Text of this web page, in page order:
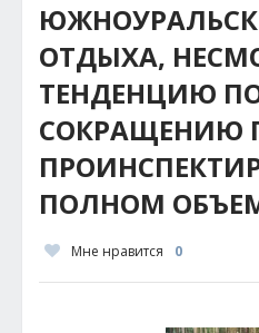
ОТДЫХА,
ТЕНДЕНЦИЮ
СОКРАЩЕНИЮ
ПОЛНОМ
Мне нравится 0